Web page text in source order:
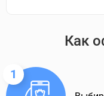
Как
1